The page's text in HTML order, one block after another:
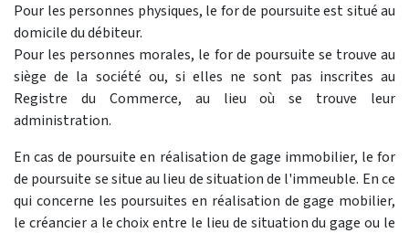
Pour les personnes physiques, le for de poursuite est situé au
domicile du débiteur.
Pour les personnes morales, le for de poursuite se trouve au
siège de la société ou, si elles ne sont pas inscrites au
Registre du Commerce, au lieu où se trouve leur
administration.
En cas de poursuite en réalisation de gage immobilier, le for
de poursuite se situe au lieu de situation de l'immeuble. En ce
qui concerne les poursuites en réalisation de gage mobilier,
le créancier a le choix entre le lieu de situation du gage ou le